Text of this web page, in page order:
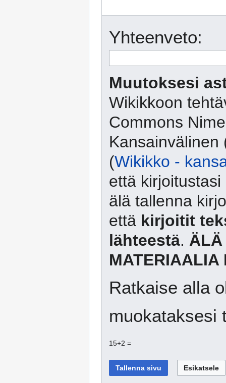
Yhteenveto:
Muutoksesi
Wikikkoon
Commons
Kansainvälinen
(Wikikko -
että
älä tallenna
että kirjoitit
lähteestä. ÄLÄ
MATERIAALIA
Ratkaise alla
muokataksesi
15+2 =